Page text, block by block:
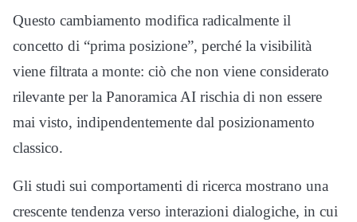
Questo cambiamento modifica radicalmente il
concetto di “prima posizione”, perché la visibilità
viene filtrata a monte: ciò che non viene considerato
rilevante per la Panoramica AI rischia di non essere
mai visto, indipendentemente dal posizionamento
classico.
Gli studi sui comportamenti di ricerca mostrano una
crescente tendenza verso interazioni dialogiche, in cui